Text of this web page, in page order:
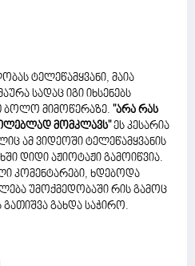
ტელეწამყვანი, მაია
სადაც იგი იხსენებს
ბოლო მიმოწერაზე. "არა რას
მომკლავს"ეს კესარია
ამ ვიდეოში ტელეწამყვანის
დიდი აჟიოტაჟი გამოიწვია.
კომენტარები, ხდებოდა
უმოქმედობაში რის გამოც
გახდა საჭირო.